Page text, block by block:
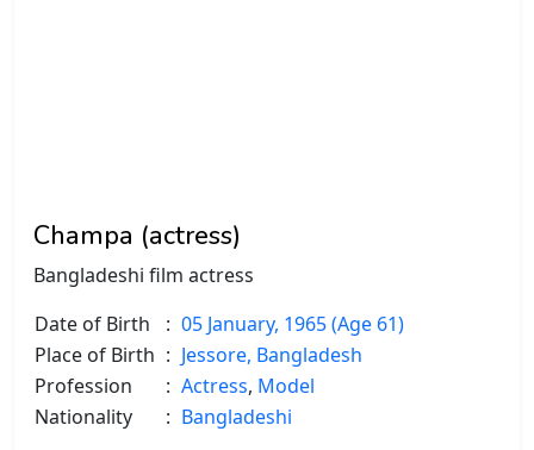
Champa (actress)
Bangladeshi film actress
Date of Birth
: 05 January, 1965 (Age 61)
Place of Birth : Jessore, Bangladesh
Profession
: Actress, Model
Nationality
: Bangladeshi